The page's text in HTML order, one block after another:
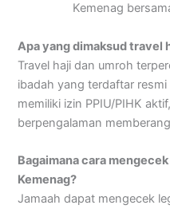
Kemenag
Apa yang dimaksud travel
Travel haji dan umroh
ibadah yang terdaftar resmi
memiliki izin PPIU/PIHK
berpengalaman
Bagaimana cara
Kemenag?
Jamaah dapat mengecek